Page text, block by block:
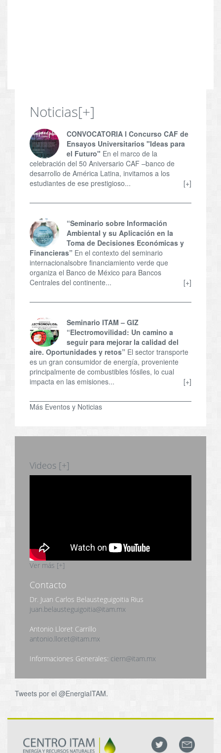
Noticias[+]
CONVOCATORIA l Concurso CAF de
Ensayos Universitarios "Ideas para
el Futuro" En el marco de la
celebración del 50 Aniversario CAF –banco de
desarrollo de América Latina, invitamos a los
estudiantes de ese prestigioso...
[+]
“Seminario sobre Información
Ambiental y su Aplicación en la
Toma de Decisiones Económicas y
Financieras” En el contexto del seminario
internacionalsobre financiamiento verde que
organiza el Banco de México para Bancos
Centrales del continente...
[+]
Seminario ITAM – GIZ
“Electromovilidad: Un camino a
seguir para mejorar la calidad del
aire. Oportunidades y retos” El sector transporte
es un gran consumidor de energía, proveniente
principalmente de combustibles fósiles, lo cual
impacta en las emisiones...
[+]
Más Eventos y Noticias
Videos [+]
Ver más [+]
Contacto
Dr. Juan Carlos Belausteguigoitia Rius
juan.belausteguigoitia@itam.mx
Antonio Lloret Carrillo
antonio.lloret@itam.mx
Informaciones Generales: ciern@itam.mx
Tweets por el @EnergiaITAM.